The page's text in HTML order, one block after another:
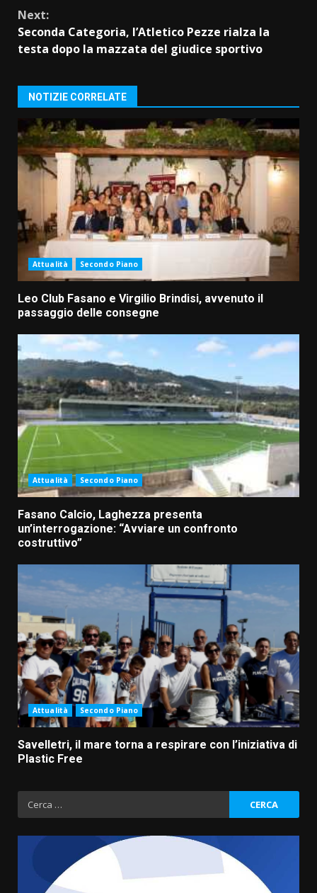
Next:
Seconda Categoria, l’Atletico Pezze rialza la
testa dopo la mazzata del giudice sportivo
NOTIZIE CORRELATE
Attualità Secondo Piano
Leo Club Fasano e Virgilio Brindisi, avvenuto il
passaggio delle consegne
Attualità Secondo Piano
Fasano Calcio, Laghezza presenta
un’interrogazione: “Avviare un confronto
costruttivo”
Attualità Secondo Piano
Savelletri, il mare torna a respirare con l’iniziativa di
Plastic Free
Ricerca
per:
Fasanese ferito a colpi di arma